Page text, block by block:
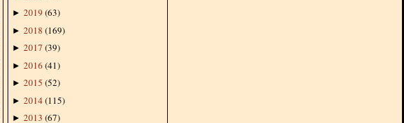
► 2019 (63)
► 2018 (169)
► 2017 (39)
► 2016 (41)
► 2015 (52)
► 2014 (115)
► 2013 (67)